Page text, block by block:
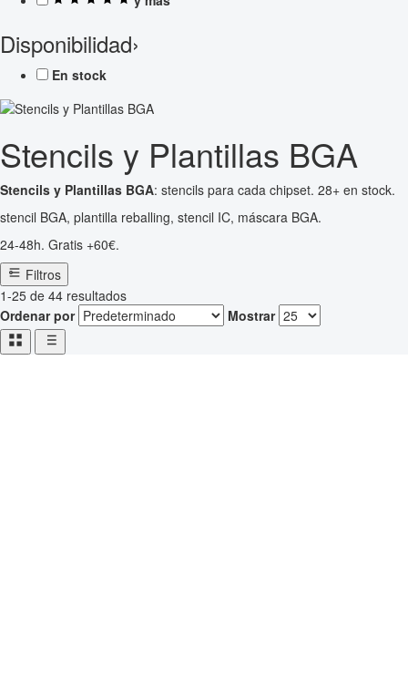
Disponibilidad›
En stock
Stencils y Plantillas BGA
Stencils y Plantillas BGA: stencils para cada chipset. 28+ en stock.
stencil BGA, plantilla reballing, stencil IC, máscara BGA.
24-48h. Gratis +60€.
Filtros
1-25 de 44 resultados
Ordenar por
Mostrar